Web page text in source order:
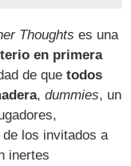
Thoughts es una
en primera
de quetodos
,dummies, un
los invitados a
inertes